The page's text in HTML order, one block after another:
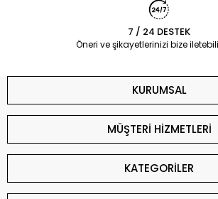
7 / 24 DESTEK
Öneri ve şikayetlerinizi bize
KURUMSAL
MÜŞTERİ HİZMETLERİ
KATEGORİLER